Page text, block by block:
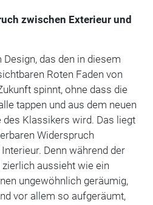
zwischen Exterieur und
das den in diesem
Roten Faden von
spinnt, ohne dass die
tappen und aus dem neuen
des Klassikers wird. Das liegt
Widerspruch
Denn während der
aussieht wie ein
ungewöhnlich geräumig,
vor allem so aufgeräumt,